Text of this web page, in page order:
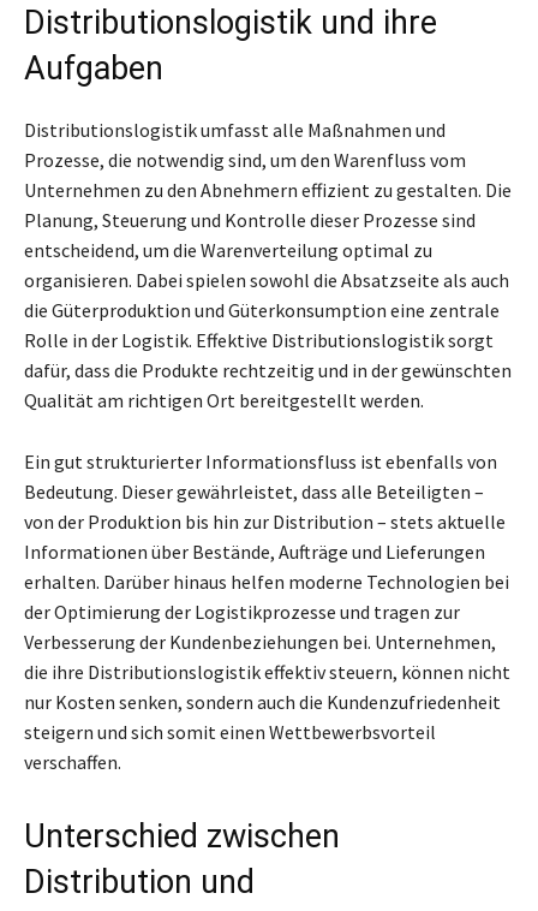
Distributionslogistik und ihre
Aufgaben
Distributionslogistik umfasst alle Maßnahmen und
Prozesse, die notwendig sind, um den Warenfluss vom
Unternehmen zu den Abnehmern effizient zu gestalten. Die
Planung, Steuerung und Kontrolle dieser Prozesse sind
entscheidend, um die Warenverteilung optimal zu
organisieren. Dabei spielen sowohl die Absatzseite als auch
die Güterproduktion und Güterkonsumption eine zentrale
Rolle in der Logistik. Effektive Distributionslogistik sorgt
dafür, dass die Produkte rechtzeitig und in der gewünschten
Qualität am richtigen Ort bereitgestellt werden.
Ein gut strukturierter Informationsfluss ist ebenfalls von
Bedeutung. Dieser gewährleistet, dass alle Beteiligten –
von der Produktion bis hin zur Distribution – stets aktuelle
Informationen über Bestände, Aufträge und Lieferungen
erhalten. Darüber hinaus helfen moderne Technologien bei
der Optimierung der Logistikprozesse und tragen zur
Verbesserung der Kundenbeziehungen bei. Unternehmen,
die ihre Distributionslogistik effektiv steuern, können nicht
nur Kosten senken, sondern auch die Kundenzufriedenheit
steigern und sich somit einen Wettbewerbsvorteil
verschaffen.
Unterschied zwischen
Distribution und